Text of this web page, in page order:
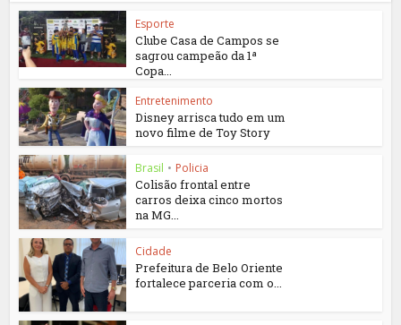
Esporte
Clube Casa de Campos se
sagrou campeão da 1ª
Copa...
Entretenimento
Disney arrisca tudo em um
novo filme de Toy Story
Brasil • Policia
Colisão frontal entre
carros deixa cinco mortos
na MG...
Cidade
Prefeitura de Belo Oriente
fortalece parceria com o...